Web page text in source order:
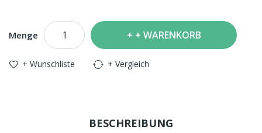
Menge + WARENKORB
+ Wunschliste + Vergleich
BESCHREIBUNG